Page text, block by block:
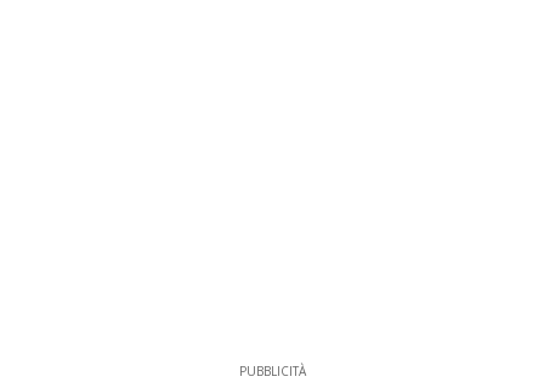
PUBBLICITÀ